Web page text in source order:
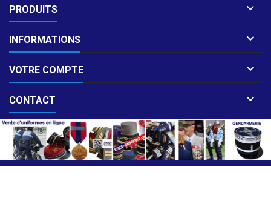
PRODUITS 
INFORMATIONS 
VOTRE COMPTE 
CONTACT 